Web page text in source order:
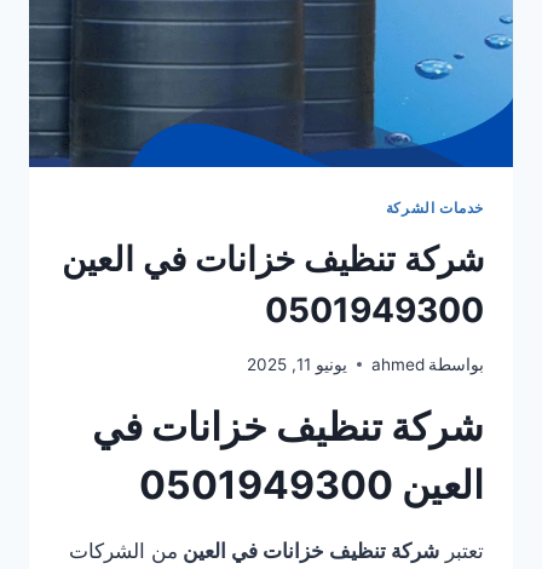
خدمات الشركة
شركة تنظيف خزانات في العين
0501949300
بواسطة ahmed يونيو 11, 2025
شركة تنظيف خزانات في
العين 0501949300
تعتبر شركة تنظيف خزانات في العين من الشركات